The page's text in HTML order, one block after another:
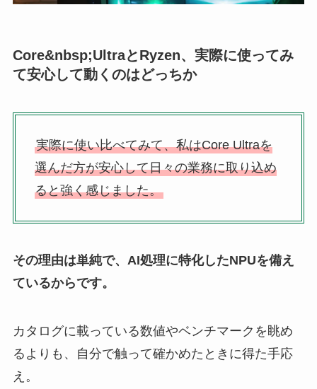
Core&nbsp;UltraとRyzen、実際に使ってみ
て安心して動くのはどっちか
実際に使い比べてみて、私はCore Ultraを
選んだ方が安心して日々の業務に取り込め
ると強く感じました。
その理由は単純で、AI処理に特化したNPUを備え
ているからです。
カタログに載っている数値やベンチマークを眺め
るよりも、自分で触って確かめたときに得た手応
え。